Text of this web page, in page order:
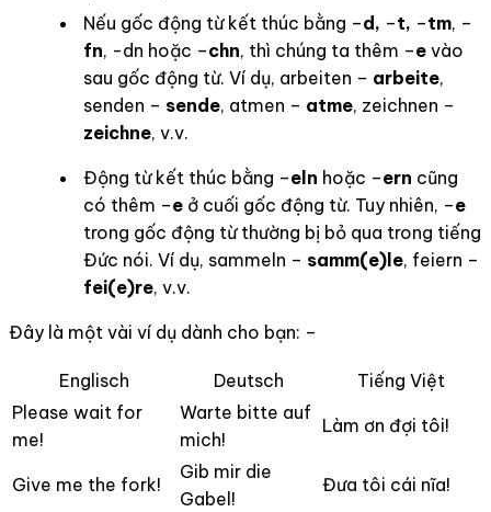
Nếu gốc động từ kết thúc bằng –d, –t, –tm, –
fn, -dn hoặc –chn, thì chúng ta thêm –e vào
sau gốc động từ. Ví dụ, arbeiten – arbeite,
senden – sende, atmen – atme, zeichnen –
zeichne, v.v.
Động từ kết thúc bằng –eln hoặc –ern cũng
có thêm –e ở cuối gốc động từ. Tuy nhiên, –e
trong gốc động từ thường bị bỏ qua trong tiếng
Đức nói. Ví dụ, sammeln – samm(e)le, feiern –
fei(e)re, v.v.
Đây là một vài ví dụ dành cho bạn: –
Englisch Deutsch
Tiếng Việt
Please wait for
me!
Warte bitte auf
mich!
Làm ơn đợi tôi!
Give me the fork!
Gib mir die
Gabel!
Đưa tôi cái nĩa!